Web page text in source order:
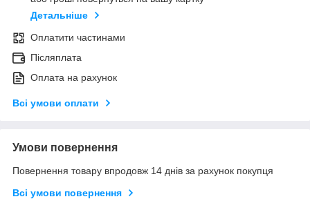
Детальніше
Оплатити частинами
Післяплата
Оплата на рахунок
Всі умови оплати
Умови повернення
Повернення товару впродовж 14 днів за рахунок покупця
Всі умови повернення